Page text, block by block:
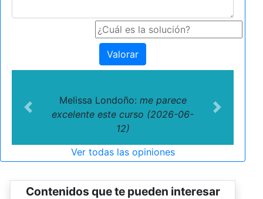
Valorar
Melissa Londoño: me parece
excelente este curso (2026-06-
12)
Previous Next
Ver todas las opiniones
Contenidos que te pueden interesar